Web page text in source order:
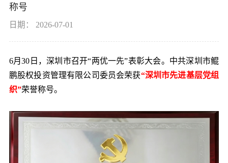
党的建
联系我
称号
日期： 2026-07-01
6月30日，深圳市召开“两优一先”表彰大会。中共深圳市鲲
鹏股权投资管理有限公司委员会荣获“深圳市先进基层党组
织”荣誉称号。